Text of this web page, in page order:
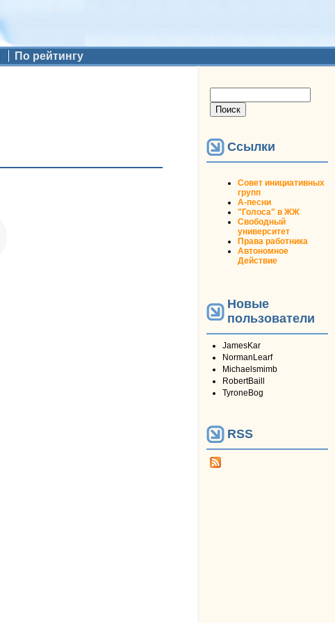
По рейтингу
Ссылки
Совет инициативных
групп
А-песни
"Голоса" в ЖЖ
Свободный
университет
Права работника
Автономное
Действие
Новые
пользователи
JamesKar
NormanLearf
Michaelsmimb
RobertBaill
TyroneBog
RSS